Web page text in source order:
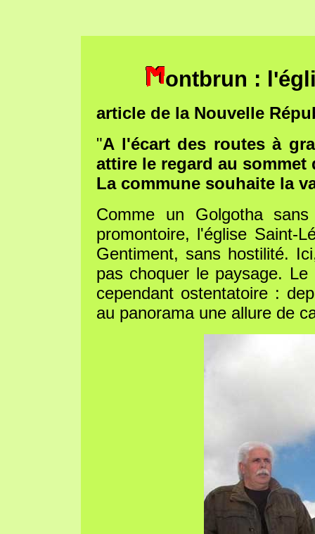
ontbrun :
article de la Nouvelle
"A l'écart des routes à
attire le regard au sommet
La commune souhaite la
Comme un Golgotha
promontoire, l'église Saint-
Gentiment, sans hostilité.
pas choquer le paysage.
cependant ostentatoire :
au panorama une allure de